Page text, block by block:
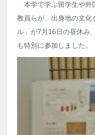
本学で学ぶ留学生や外
教員らが、出身地の文
ル」が7 月 16日の昼休み、
も特別に参加しました。